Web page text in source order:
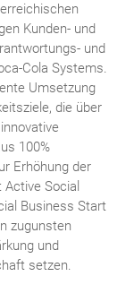
Kunden- und
und
Cola Systems.
Umsetzung
die über
100%
Erhöhung der
Social
Business Start
zugunsten
und
setzen.